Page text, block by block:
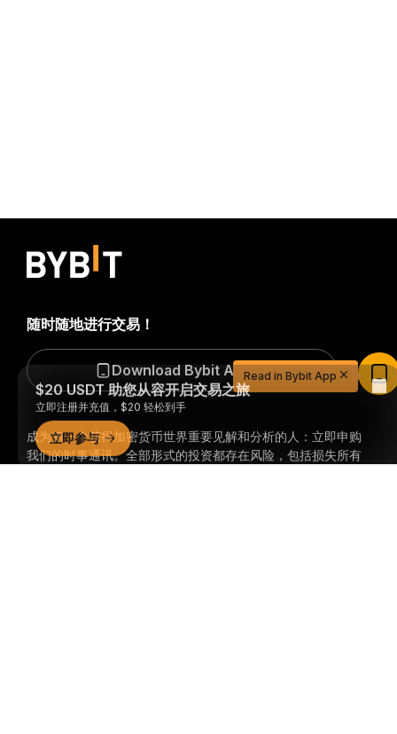
成为第一个获得加密货币世界重要见解和分析的人：立即申购
我们的时事通讯。全部形式的投资都存在风险，包括损失所有
随时随地进行交易！
Download Bybit App
$20 USDT 助您从容开启交易之旅
立即注册并充值，$20 轻松到手
立即参与
Read in Bybit App